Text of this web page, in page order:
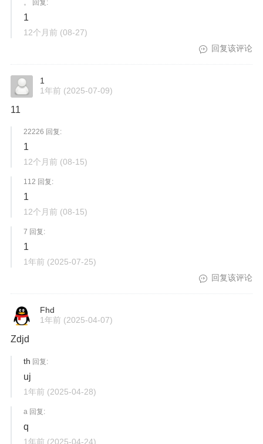
。 回复:
1
12个月前 (08-27)
回复该评论
1
1年前 (2025-07-09)
11
22226 回复:
1
12个月前 (08-15)
112 回复:
1
12个月前 (08-15)
7 回复:
1
1年前 (2025-07-25)
回复该评论
Fhd
1年前 (2025-04-07)
Zdjd
th 回复:
uj
1年前 (2025-04-28)
a 回复:
q
1年前 (2025-04-24)